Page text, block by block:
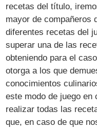
recetas del título,
mayor de compañeros
diferentes recetas del
superar una de las
obteniendo para el
otorga a los que
conocimientos
este modo de juego en
realizar todas las
que, en caso de que